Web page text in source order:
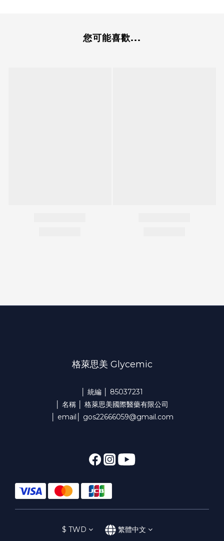
您可能喜歡...
格萊思美 Glycemic
│ 統編 │ 85037231
│ 名稱 │ 格萊思美國際醫藥有限公司
│ email│ gos22666059@gmail.com
$ TWD 繁體中文